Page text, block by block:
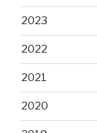
2023
2022
2021
2020